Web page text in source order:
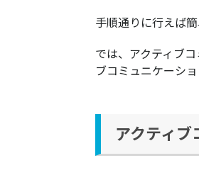
手順通りに行えば
では、アクティブ
ブコミュニケーシ
アクティ